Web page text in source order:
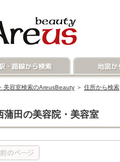
美容室検索のAreusBeauty ＞ 住所から検索
蒲田の美容院・美容室